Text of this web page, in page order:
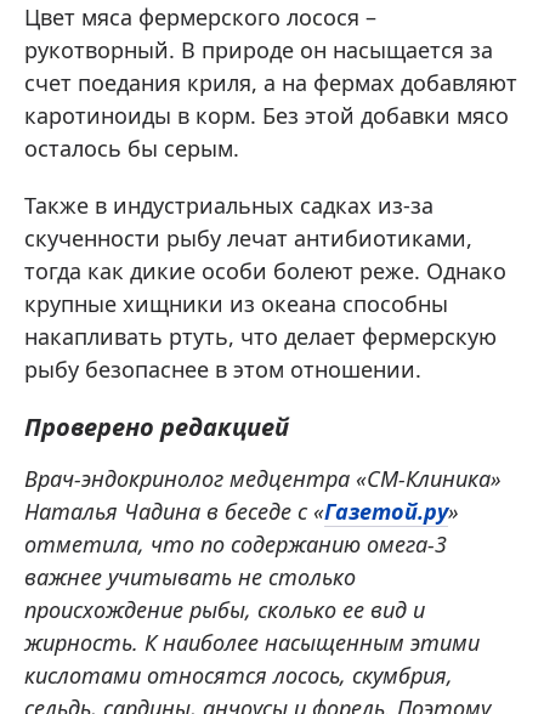
Цвет мяса фермерского лосося –
рукотворный. В природе он насыщается за
счет поедания криля, а на фермах добавляют
каротиноиды в корм. Без этой добавки мясо
осталось бы серым.
Также в индустриальных садках из-за
скученности рыбу лечат антибиотиками,
тогда как дикие особи болеют реже. Однако
крупные хищники из океана способны
накапливать ртуть, что делает фермерскую
рыбу безопаснее в этом отношении.
Проверено редакцией
Врач-эндокринолог медцентра «СМ-Клиника»
Наталья Чадина в беседе с «Газетой.ру»
отметила, что по содержанию омега-3
важнее учитывать не столько
происхождение рыбы, сколько ее вид и
жирность. К наиболее насыщенным этими
кислотами относятся лосось, скумбрия,
сельдь, сардины, анчоусы и форель. Поэтому